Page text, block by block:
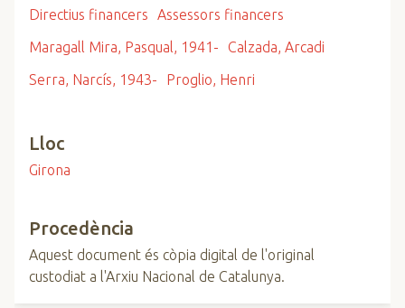
Directius financers
Assessors financers
Maragall Mira, Pasqual, 1941-
Calzada, Arcadi
Serra, Narcís, 1943-
Proglio, Henri
Lloc
Girona
Procedència
Aquest document és còpia digital de l'original
custodiat a l'Arxiu Nacional de Catalunya.